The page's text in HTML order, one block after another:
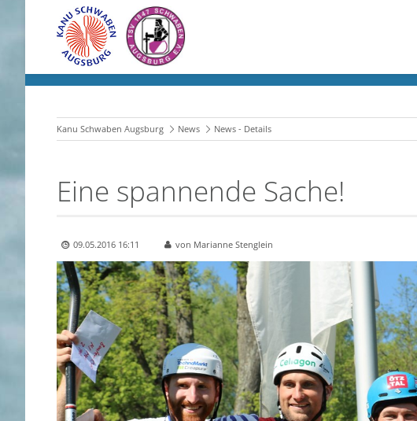
Kanu Schwaben Augsburg News News - Details
Eine spannende Sache!
09.05.2016 16:11 von Marianne Stenglein